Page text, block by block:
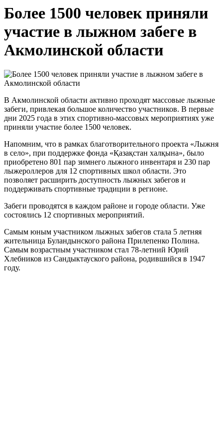
Более 1500 человек приняли
участие в лыжном забеге в
Акмолинской области
В Акмолинской области активно проходят массовые лыжные
забеги, привлекая большое количество участников. В первые
дни 2025 года в этих спортивно-массовых мероприятиях уже
приняли участие более 1500 человек.
Напомним, что в рамках благотворительного проекта «Лыжня
в село», при поддержке фонда «Қазақстан халқына», было
приобретено 801 пар зимнего лыжного инвентаря и 230 пар
лыжероллеров для 12 спортивных школ области. Это
позволяет расширить доступность лыжных забегов и
поддерживать спортивные традиции в регионе.
Забеги проводятся в каждом районе и городе области. Уже
состоялись 12 спортивных мероприятий.
Самым юным участником лыжных забегов стала 5 летняя
жительница Буландынского района Прилепенко Полина.
Самым возрастным участником стал 78-летний Юрий
Хлебников из Сандыктауского района, родившийся в 1947
году.